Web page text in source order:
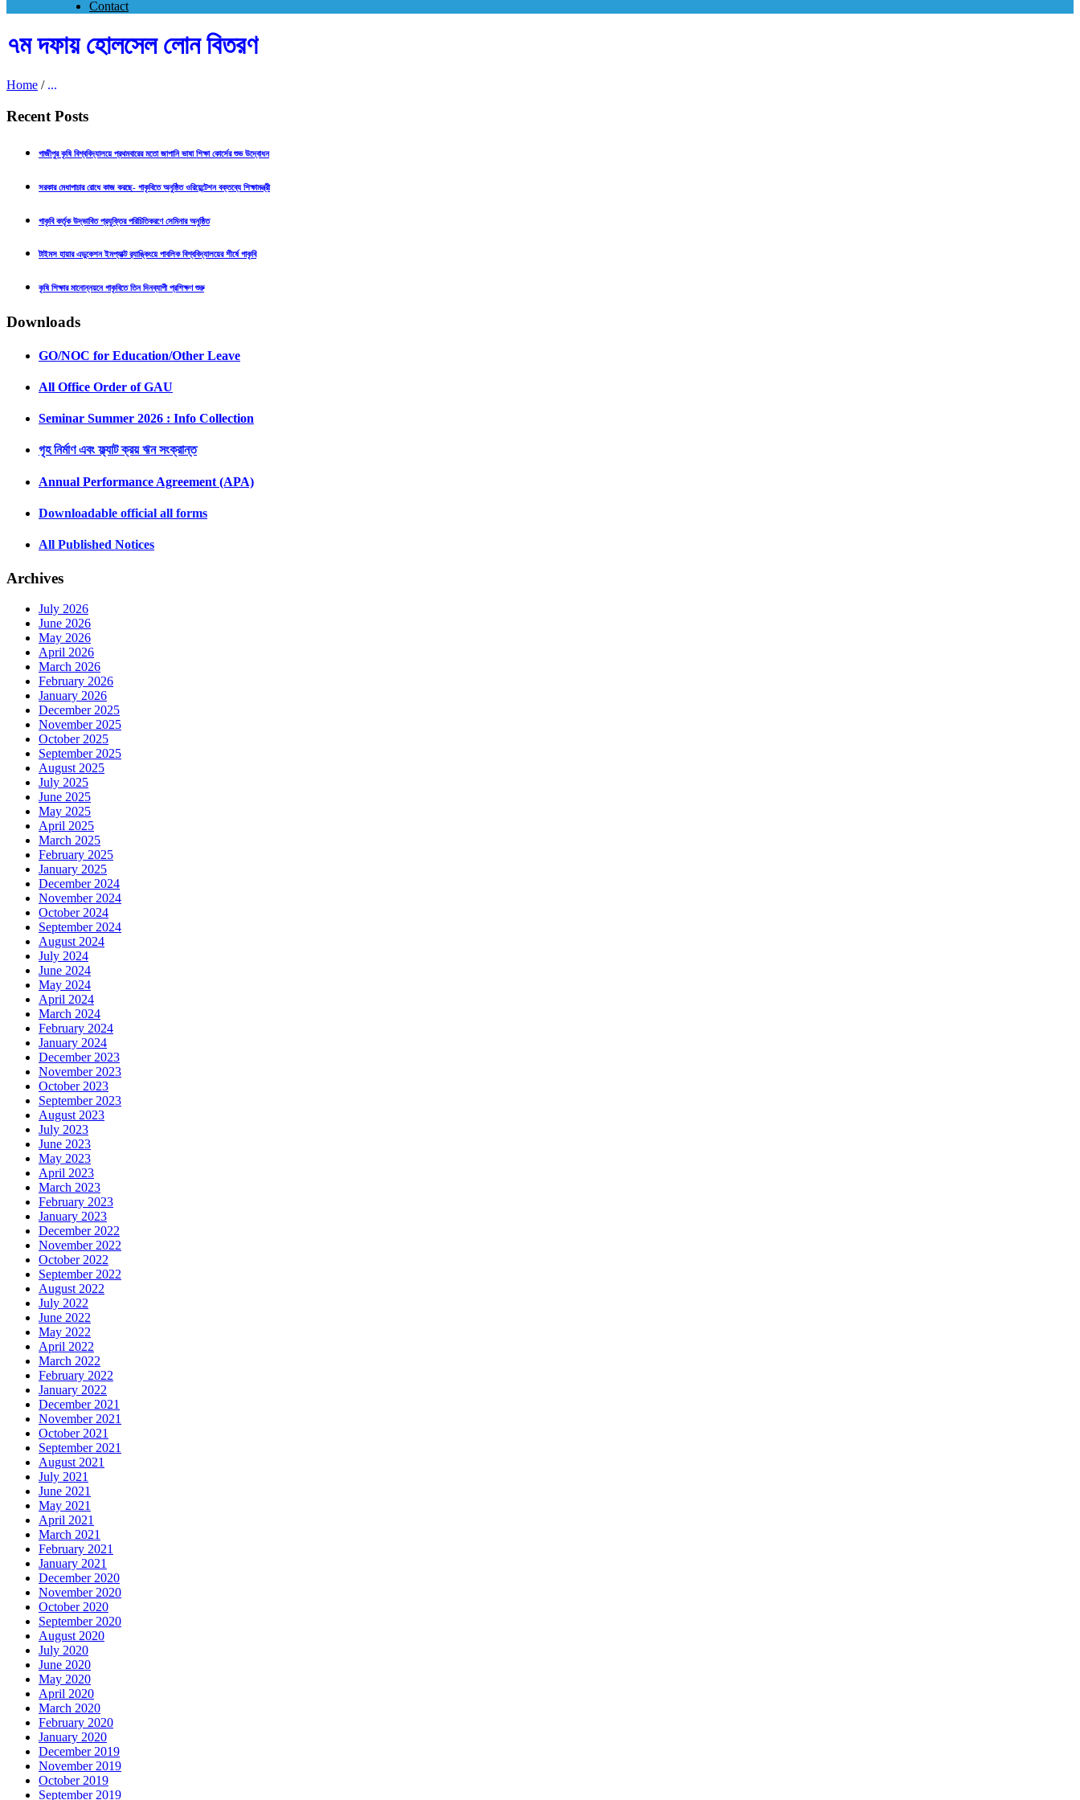
Contact
৭ম দফায় হোলসেল লোন বিতরণ
Home / ...
Recent Posts
গাজীপুর কৃষি বিশ্ববিদ্যালয়ে প্রথমবারের মতো জাপানি ভাষা শিক্ষা কোর্সের শুভ উদ্বোধন
সরকার মেধাপাচার রোধে কাজ করছে- গাকৃবিতে অনুষ্ঠিত ওরিয়েন্টেশন বক্তব্যে শিক্ষামন্ত্রী
গাকৃবি কর্তৃক উদ্ভাবিত প্রযুক্তির পরিচিতিকরণে সেমিনার অনুষ্ঠিত
টাইমস হায়ার এডুকেশন ইমপ্যাক্ট র‍্যাঙ্কিংয়ে পাবলিক বিশ্ববিদ্যালয়ের শীর্ষে গাকৃবি
কৃষি শিক্ষার মানোন্নয়নে গাকৃবিতে তিন দিনব্যাপী প্রশিক্ষণ শুরু
Downloads
GO/NOC for Education/Other Leave
All Office Order of GAU
Seminar Summer 2026 : Info Collection
গৃহ নির্মাণ এবং ফ্ল্যাট ক্রয় ঋন সংক্রান্ত
Annual Performance Agreement (APA)
Downloadable official all forms
All Published Notices
Archives
July 2026
June 2026
May 2026
April 2026
March 2026
February 2026
January 2026
December 2025
November 2025
October 2025
September 2025
August 2025
July 2025
June 2025
May 2025
April 2025
March 2025
February 2025
January 2025
December 2024
November 2024
October 2024
September 2024
August 2024
July 2024
June 2024
May 2024
April 2024
March 2024
February 2024
January 2024
December 2023
November 2023
October 2023
September 2023
August 2023
July 2023
June 2023
May 2023
April 2023
March 2023
February 2023
January 2023
December 2022
November 2022
October 2022
September 2022
August 2022
July 2022
June 2022
May 2022
April 2022
March 2022
February 2022
January 2022
December 2021
November 2021
October 2021
September 2021
August 2021
July 2021
June 2021
May 2021
April 2021
March 2021
February 2021
January 2021
December 2020
November 2020
October 2020
September 2020
August 2020
July 2020
June 2020
May 2020
April 2020
March 2020
February 2020
January 2020
December 2019
November 2019
October 2019
September 2019